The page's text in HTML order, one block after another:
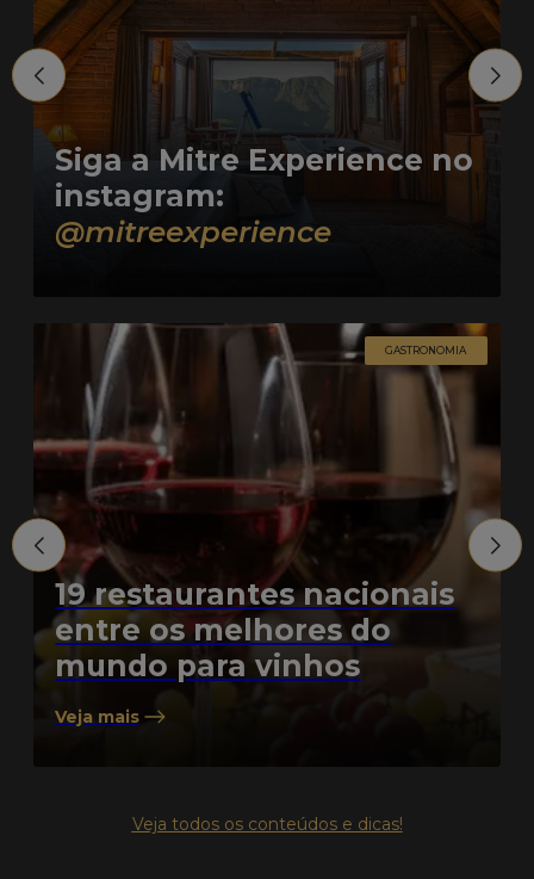
Siga a Mitre Experience no
instagram:
@mitreexperience
19 restaurantes nacionais
entre os melhores do
mundo para vinhos
Veja mais
GASTRONOMIA
Veja todos os conteúdos e dicas!